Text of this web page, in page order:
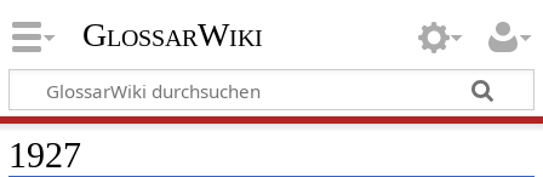
GlossarWiki
1927